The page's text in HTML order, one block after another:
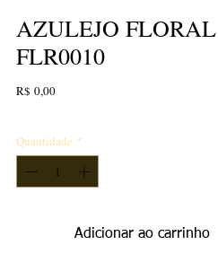
AZULEJO FLORAL
FLR0010
R$ 0,00Preço
Quantidade *
Adicionar ao carrinho